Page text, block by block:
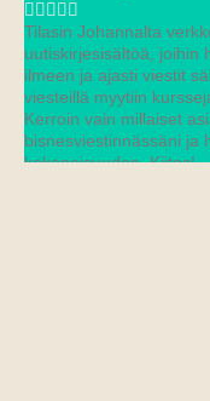
Tilasin Johannalta
uutiskirjesisältöä, joihin
ilmeen ja ajasti viestit
viesteillä myytiin
Kerroin vain millaiset
bisnesviestinnässäni ja
kokonaisuuden. Kiitos!